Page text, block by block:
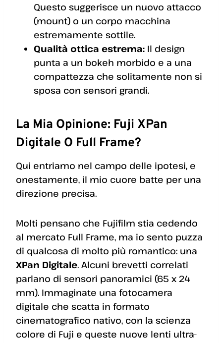
Questo suggerisce un nuovo attacco
(mount) o un corpo macchina
estremamente sottile.
Qualità ottica estrema: Il design
punta a un bokeh morbido e a una
compattezza che solitamente non si
sposa con sensori grandi.
La Mia Opinione: Fuji XPan
Digitale O Full Frame?
Qui entriamo nel campo delle ipotesi, e
onestamente, il mio cuore batte per una
direzione precisa.
Molti pensano che Fujifilm stia cedendo
al mercato Full Frame, ma io sento puzza
di qualcosa di molto più romantico: una
XPan Digitale. Alcuni brevetti correlati
parlano di sensori panoramici (65 x 24
mm). Immaginate una fotocamera
digitale che scatta in formato
cinematografico nativo, con la scienza
colore di Fuji e queste nuove lenti ultra-